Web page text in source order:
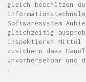
gleich beschützen
Softwaresystem
gleichzeitig
inspektieren Mittel
zusichern dass
unvorhersehbar
.